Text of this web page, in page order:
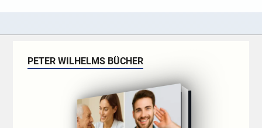
PETER WILHELMS BÜCHER